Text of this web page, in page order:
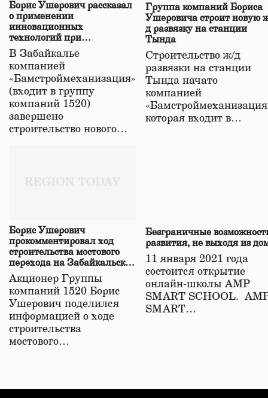
Борис Ушерович рассказал
о применении
инновационных
технологий при
строительстве нового моста
в Забайкалье
В Забайкалье
компанией
«Бамстроймеханизация»
(входит в группу
компаний 1520)
завершено
строительство нового…
Группа компаний Бориса
Ушеровича строит новую
д развязку на станции
Тында
Строительство ж/д
развязки на станции
Тында начато
компанией
которая входит в…
Борис Ушерович
прокомментировал ход
строительства мостового
перехода на Забайкальской
железной дороге
Акционер Группы
компаний 1520 Борис
Ушерович поделился
информацией о ходе
строительства
мостового…
Безграничные
развития, не выходя из
11 января 2021 года
состоится открытие
онлайн-школы АМР
SMART SCHOOL.
SMART…